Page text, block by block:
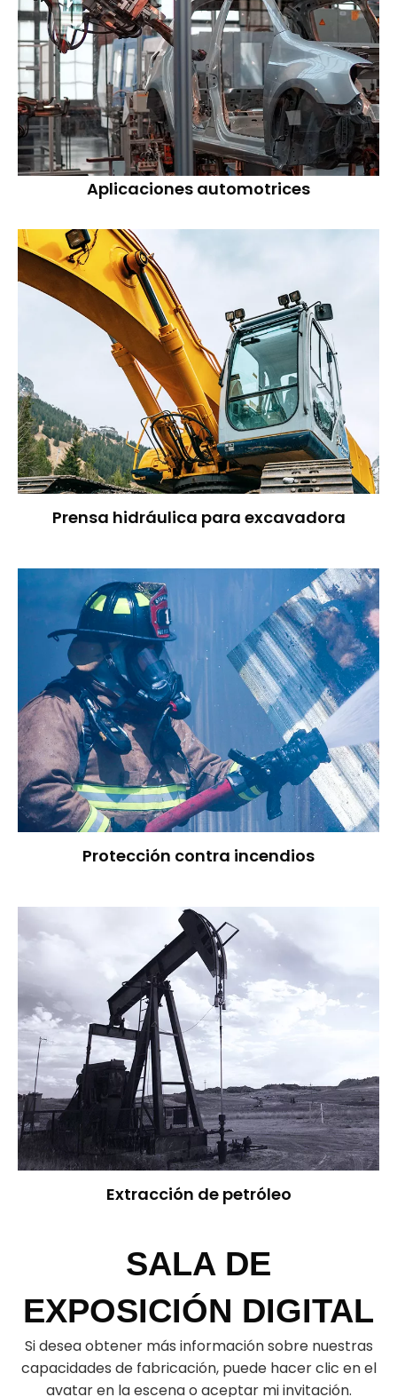
Aplicaciones automotrices
Prensa hidráulica para excavadora
Protección contra incendios
Extracción de petróleo
SALA DE
EXPOSICIÓN DIGITAL
Si desea obtener más información sobre nuestras
capacidades de fabricación, puede hacer clic en el
avatar en la escena o aceptar mi invitación.